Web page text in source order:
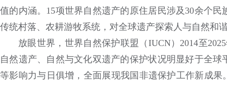
值的内涵。15项世界自然遗产的原住居民涉及30余个
传统村落、农耕游牧系统，对全球遗产探索人与自然和
放眼世界，世界自然保护联盟（IUCN）2014至
自然遗产、自然与文化双遗产的保护状况明显好于全
等影响力与日俱增，全面展现我国非遗保护工作新成